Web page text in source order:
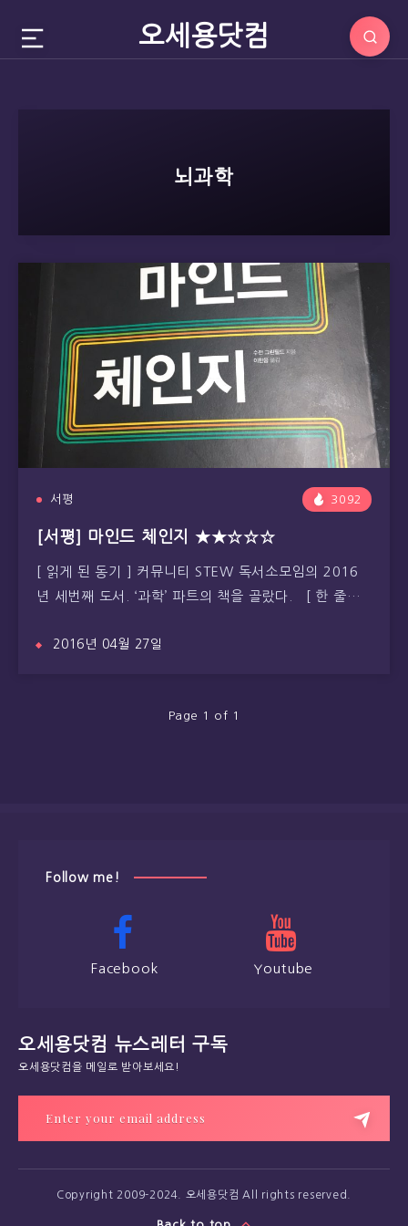
오세용닷컴
뇌과학
서평 3092
[서평] 마인드 체인지 ★★☆☆☆
[ 읽게 된 동기 ] 커뮤니티 STEW 독서소모임의 2016
년 세번째 도서. ‘과학’ 파트의 책을 골랐다. [ 한 줄…
2016년 04월 27일
Page 1 of 1
Follow me!
Facebook Youtube
오세용닷컴 뉴스레터 구독
오세용닷컴을 메일로 받아보세요!
Copyright 2009-2024. 오세용닷컴 All rights reserved.